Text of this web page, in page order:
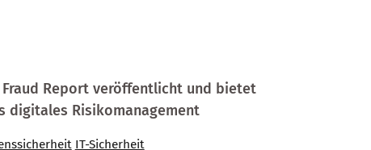
Report veröffentlicht und bietet
digitales Risikomanagement
IT-Sicherheit